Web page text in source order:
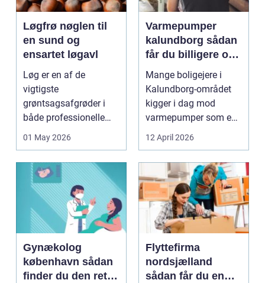
Løgfrø nøglen til
en sund og
ensartet løgavl
Løg er en af de
vigtigste
grøntsagsafgrøder i
både professionelle
køkkenhaver og større
landbrugspro...
01 May 2026
Varmepumper
kalundborg sådan
får du billigere og
mere bæredygtig
varme
Mange boligejere i
Kalundborg-området
kigger i dag mod
varmepumper som en
vej til lavere
varmeregnin...
12 April 2026
Gynækolog
københavn sådan
finder du den rette
Flyttefirma
nordsjælland
sådan får du en